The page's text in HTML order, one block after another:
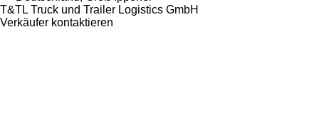
T&TL Truck und Trailer Logistics GmbH
Verkäufer kontaktieren